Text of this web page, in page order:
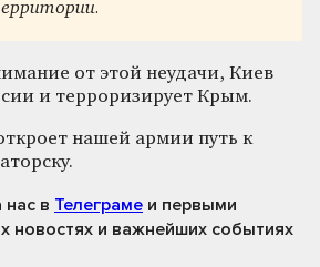
от этой неудачи, Киев
и терроризирует Крым.
нашей армии путь к
нас в Телеграме и первыми
новостях и важнейших событиях